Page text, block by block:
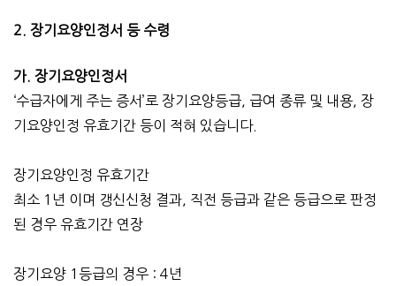
2. 장기요양인정서 등 수령
가. 장기요양인정서
‘수급자에게 주는 증서’로 장기요양등급, 급여 종류 및 내용, 장
기요양인정 유효기간 등이 적혀 있습니다.
장기요양인정 유효기간
최소 1년 이며 갱신신청 결과, 직전 등급과 같은 등급으로 판정
된 경우 유효기간 연장
장기요양 1등급의 경우 : 4년